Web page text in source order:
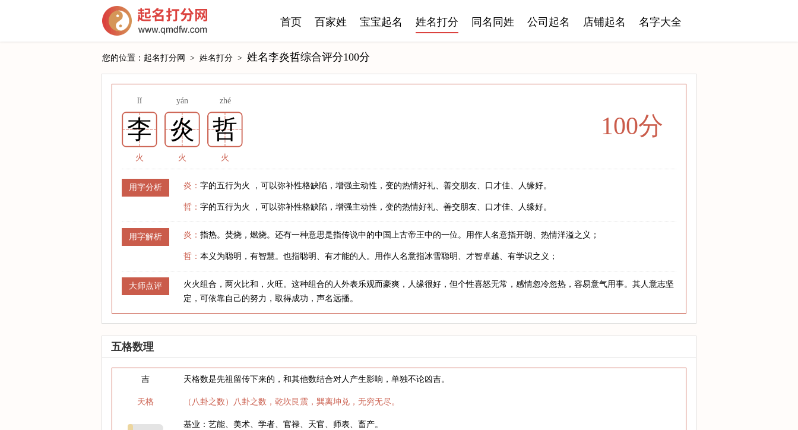
首页 百家姓 宝宝起名 姓名打分 同名同姓 公司起名 店铺起名 名字大全
您的位置： 起名打分网 > 姓名打分 > 姓名李炎哲综合评分100分
lǐ yán zhé
李 炎 哲
火 火 火
100分
用字分析 炎： 字的五行为火 ，可以弥补性格缺陷，增强主动性，变的热情好礼、善交朋友、口才佳、人缘好。
哲： 字的五行为火 ，可以弥补性格缺陷，增强主动性，变的热情好礼、善交朋友、口才佳、人缘好。
用字解析 炎： 指热。焚烧，燃烧。还有一种意思是指传说中的中国上古帝王中的一位。用作人名意指开朗、热情洋溢之义；
哲： 本义为聪明，有智慧。也指聪明、有才能的人。用作人名意指冰雪聪明、才智卓越、有学识之义；
大师点评
火火组合，两火比和，火旺。这种组合的人外表乐观而豪爽，人缘很好，但个性喜怒无常，感情忽冷忽热，容易意气用事。其人意志坚
定，可依靠自己的努力，取得成功，声名远播。
五格数理
吉
天格
天格数是先祖留传下来的，和其他数结合对人产生影响，单独不论凶吉。
（八卦之数）八卦之数，乾坎艮震，巽离坤兑，无穷无尽。
基业：艺能、美术、学者、官禄、天官、师表、畜产。